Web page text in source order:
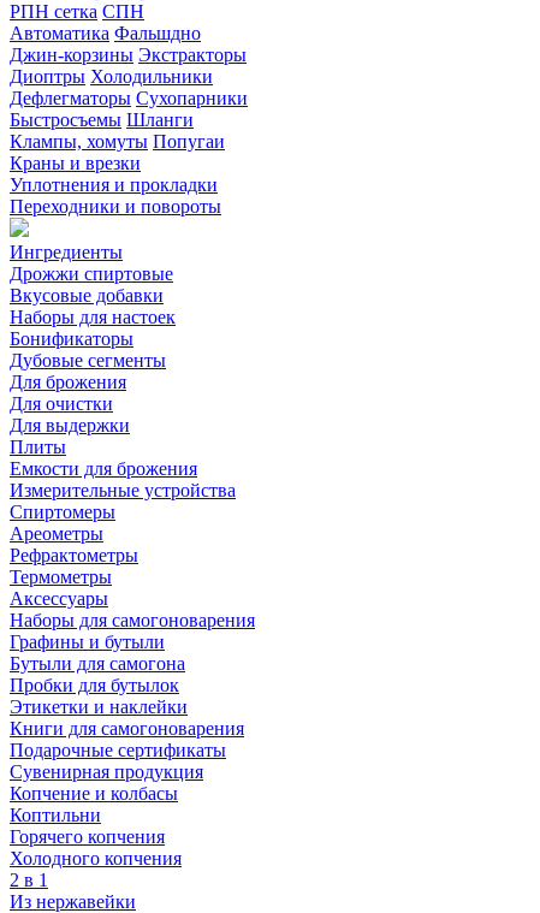
РПН сетка СПН
Автоматика Фальшдно
Джин-корзины Экстракторы
Диоптры Холодильники
Дефлегматоры Сухопарники
Быстросъемы Шланги
Клампы, хомуты Попугаи
Краны и врезки
Уплотнения и прокладки
Переходники и повороты
Ингредиенты
Дрожжи спиртовые
Вкусовые добавки
Наборы для настоек
Бонификаторы
Дубовые сегменты
Для брожения
Для очистки
Для выдержки
Плиты
Емкости для брожения
Измерительные устройства
Спиртомеры
Ареометры
Рефрактометры
Термометры
Аксессуары
Наборы для самогоноварения
Графины и бутыли
Бутыли для самогона
Пробки для бутылок
Этикетки и наклейки
Книги для самогоноварения
Подарочные сертификаты
Сувенирная продукция
Копчение и колбасы
Коптильни
Горячего копчения
Холодного копчения
2 в 1
Из нержавейки